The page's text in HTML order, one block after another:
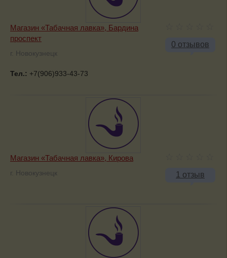
0 отзывов
Магазин «Табачная лавка», Бардина
проспект
г. Новокузнецк
Тел.: +7(906)933-43-73
1 отзыв
Магазин «Табачная лавка», Кирова
г. Новокузнецк